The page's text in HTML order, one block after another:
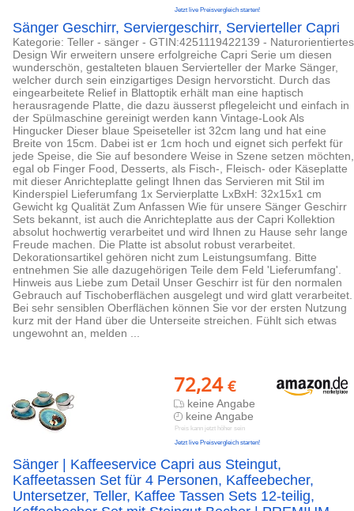
Jetzt live Preisvergleich starten!
Sänger Geschirr, Serviergeschirr, Servierteller Capri
Kategorie: Teller - sänger - GTIN:4251119422139 - Naturorientiertes
Design Wir erweitern unsere erfolgreiche Capri Serie um diesen
wunderschön, gestalteten blauen Servierteller der Marke Sänger,
welcher durch sein einzigartiges Design hervorsticht. Durch das
eingearbeitete Relief in Blattoptik erhält man eine haptisch
herausragende Platte, die dazu äusserst pflegeleicht und einfach in
der Spülmaschine gereinigt werden kann Vintage-Look Als
Hingucker Dieser blaue Speiseteller ist 32cm lang und hat eine
Breite von 15cm. Dabei ist er 1cm hoch und eignet sich perfekt für
jede Speise, die Sie auf besondere Weise in Szene setzen möchten,
egal ob Finger Food, Desserts, als Fisch-, Fleisch- oder Käseplatte
mit dieser Anrichteplatte gelingt Ihnen das Servieren mit Stil im
Kinderspiel Lieferumfang 1x Servierplatte LxBxH: 32x15x1 cm
Gewicht kg Qualität Zum Anfassen Wie für unsere Sänger Geschirr
Sets bekannt, ist auch die Anrichteplatte aus der Capri Kollektion
absolut hochwertig verarbeitet und wird Ihnen zu Hause sehr lange
Freude machen. Die Platte ist absolut robust verarbeitet.
Dekorationsartikel gehören nicht zum Leistungsumfang. Bitte
entnehmen Sie alle dazugehörigen Teile dem Feld 'Lieferumfang'.
Hinweis aus Liebe zum Detail Unser Geschirr ist für den normalen
Gebrauch auf Tischoberflächen ausgelegt und wird glatt verarbeitet.
Bei sehr sensiblen Oberflächen können Sie vor der ersten Nutzung
kurz mit der Hand über die Unterseite streichen. Fühlt sich etwas
ungewohnt an, melden ...
72,24 €
keine Angabe
keine Angabe
Preis kann jetzt höher sein
Jetzt live Preisvergleich starten!
Sänger | Kaffeeservice Capri aus Steingut,
Kaffeetassen Set für 4 Personen, Kaffeebecher,
Untersetzer, Teller, Kaffee Tassen Sets 12-teilig,